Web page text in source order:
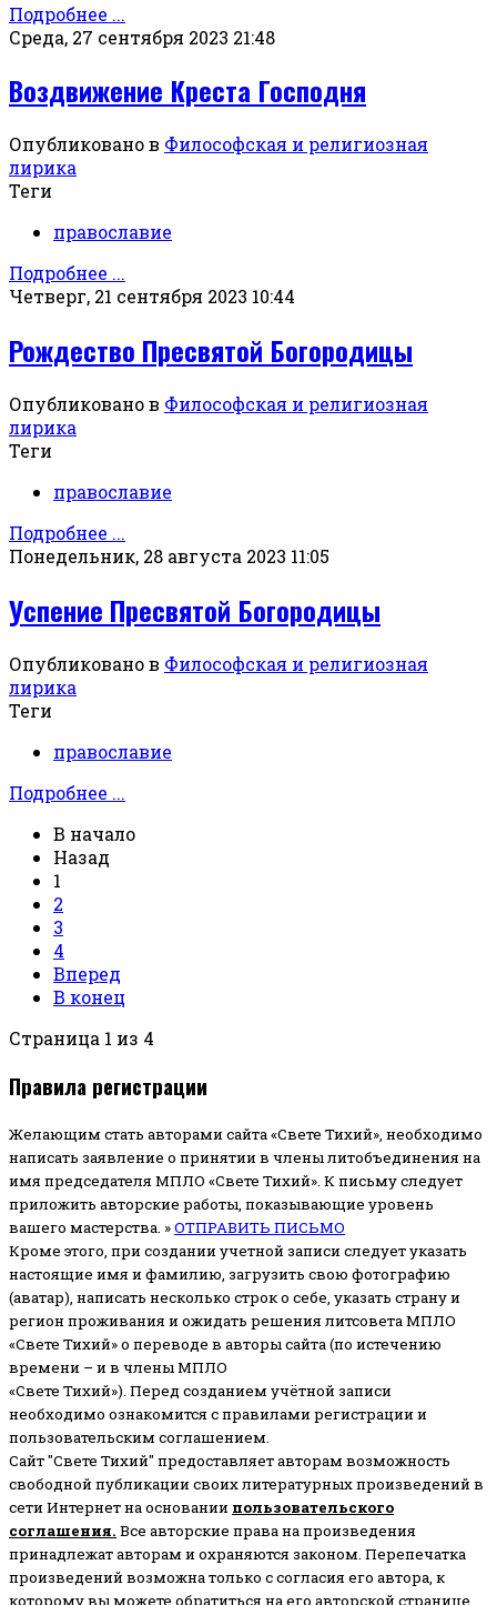
Подробнее ...
Среда, 27 сентября 2023 21:48
Воздвижение Креста Господня
Опубликовано в Философская и религиозная
лирика
Теги
православие
Подробнее ...
Четверг, 21 сентября 2023 10:44
Рождество Пресвятой Богородицы
Опубликовано в Философская и религиозная
лирика
Теги
православие
Подробнее ...
Понедельник, 28 августа 2023 11:05
Успение Пресвятой Богородицы
Опубликовано в Философская и религиозная
лирика
Теги
православие
Подробнее ...
В начало
Назад
1
2
3
4
Вперед
В конец
Страница 1 из 4
Правила регистрации
Желающим стать авторами сайта «Свете Тихий», необходимо
написать заявление о принятии в члены литобъединения на
имя председателя МПЛО «Свете Тихий». К письму следует
приложить авторские работы, показывающие уровень
вашего мастерства. »ОТПРАВИТЬ ПИСЬМО
Кроме этого, при создании учетной записи следует указать
настоящие имя и фамилию, загрузить свою фотографию
(аватар), написать несколько строк о себе, указать страну и
регион проживания и ожидать решения литсовета МПЛО
«Свете Тихий» о переводе в авторы сайта (по истечению
времени – и в члены МПЛО
«Свете Тихий»). Перед созданием учётной записи
необходимо ознакомится с правилами регистрации и
пользовательским соглашением.
Сайт "Свете Тихий" предоставляет авторам возможность
свободной публикации своих литературных произведений в
сети Интернет на основании пользовательского
соглашения. Все авторские права на произведения
принадлежат авторам и охраняются законом. Перепечатка
произведений возможна только с согласия его автора, к
которому вы можете обратиться на его авторской странице.